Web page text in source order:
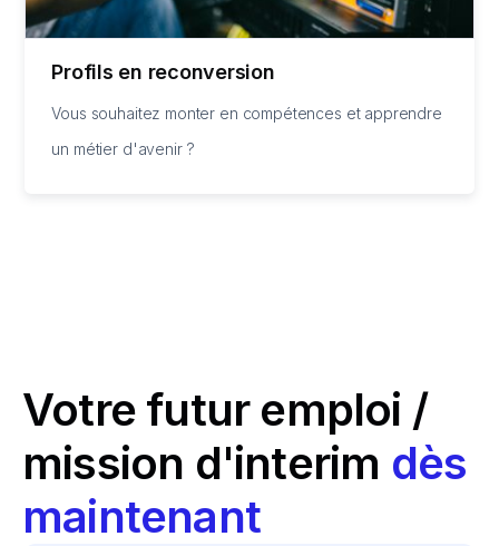
Profils en reconversion
Vous souhaitez monter en compétences et apprendre
un métier d'avenir ?
Votre futur emploi /
mission d'interim dès
maintenant